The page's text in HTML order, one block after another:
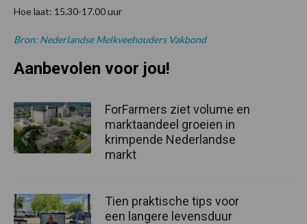
Hoe laat: 15.30-17.00 uur
Bron: Nederlandse Melkveehouders Vakbond
Aanbevolen voor jou!
ForFarmers ziet volume en
marktaandeel groeien in
krimpende Nederlandse
markt
Tien praktische tips voor
een langere levensduur